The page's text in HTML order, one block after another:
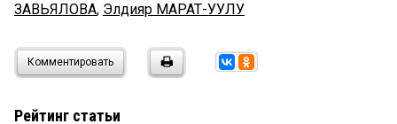
ЗАВЬЯЛОВА, Элдияр МАРАТ-УУЛУ
Комментировать
Рейтинг статьи